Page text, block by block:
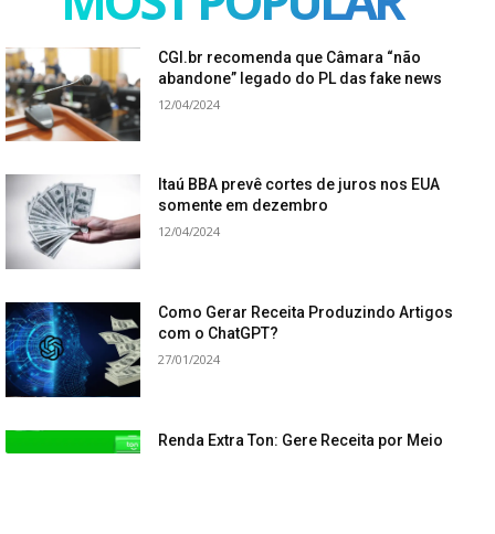
CGI.br recomenda que Câmara “não
abandone” legado do PL das fake news
12/04/2024
Itaú BBA prevê cortes de juros nos EUA
somente em dezembro
12/04/2024
Como Gerar Receita Produzindo Artigos
com o ChatGPT?
27/01/2024
Renda Extra Ton: Gere Receita por Meio